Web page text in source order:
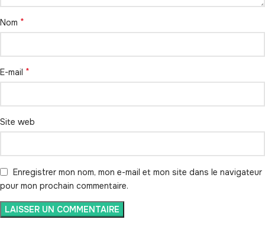
Nom *
E-mail *
Site web
Enregistrer mon nom, mon e-mail et mon site dans le navigateur
pour mon prochain commentaire.